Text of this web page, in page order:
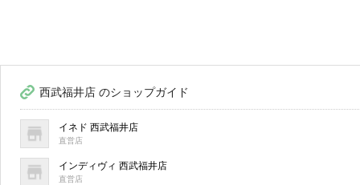
西武福井店 のショップガイド
イネド 西武福井店
直営店
インディヴィ 西武福井店
直営店